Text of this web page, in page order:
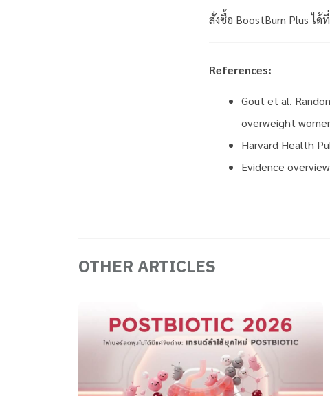
สั่งซื้อ BoostBurn Plus ได้
References:
Gout et al.
overweight
Harvard Health
Evidence
OTHER ARTICLES